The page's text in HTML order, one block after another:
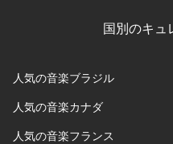
国別のキュ
人気の音楽ブラジル
人気の音楽カナダ
人気の音楽フランス